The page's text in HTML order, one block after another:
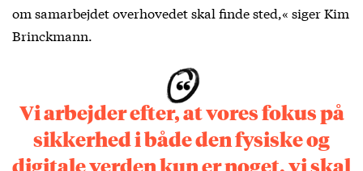
om samarbejdet overhovedet skal finde sted,« siger Kim
Brinckmann.
Vi arbejder efter, at vores fokus på
sikkerhed i både den fysiske og
digitale verden kun er noget, vi skal